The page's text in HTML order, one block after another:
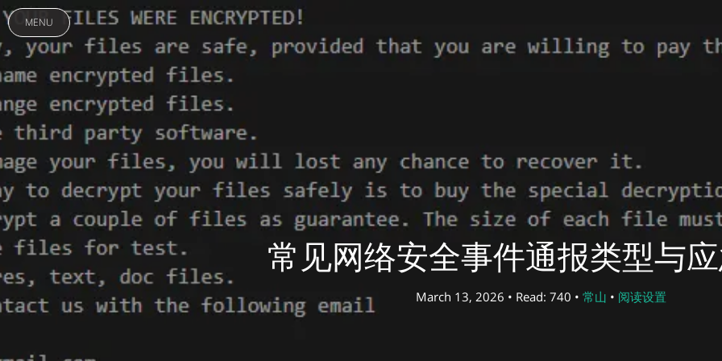
MENU
常见网络安全事件通报类型与
March 13, 2026 • Read: 740 • 常山 • 阅读设置